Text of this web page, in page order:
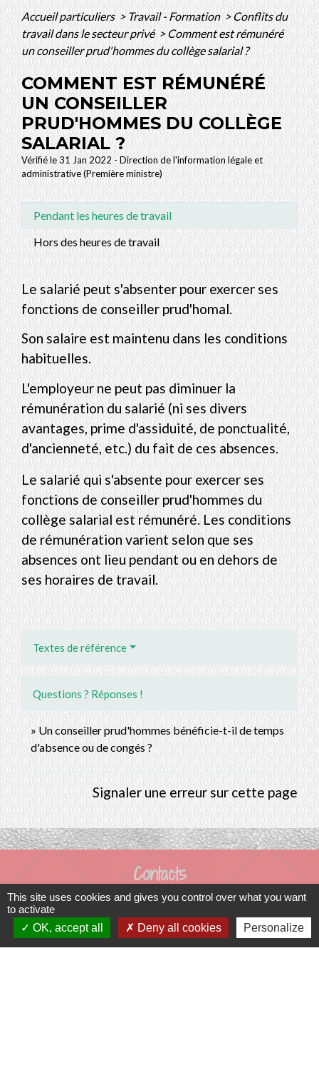
Accueil particuliers>Travail - Formation > Conflits du
travail dans le secteur privé>Comment est rémunéré
un conseiller prud'hommes du collège salarial ?
COMMENT EST RÉMUNÉRÉ
UN CONSEILLER
PRUD'HOMMES DU COLLÈGE
SALARIAL ?
Vérifié le 31 Jan 2022 - Direction de l'information légale et
administrative (Première ministre)
Pendant les heures de travail
Hors des heures de travail
Le salarié peut s'absenter pour exercer ses
fonctions de conseiller prud'homal.
Son salaire est maintenu dans les conditions
habituelles.
L'employeur ne peut pas diminuer la
rémunération du salarié (ni ses divers
avantages, prime d'assiduité, de ponctualité,
d'ancienneté, etc.) du fait de ces absences.
Le salarié qui s'absente pour exercer ses
fonctions de conseiller prud'hommes du
collège salarial est rémunéré. Les conditions
de rémunération varient selon que ses
absences ont lieu pendant ou en dehors de
ses horaires de travail.
Textes de référence
Questions ? Réponses !
Un conseiller prud'hommes bénéficie-t-il de temps
d'absence ou de congés ?
Signaler une erreur sur cette page
Contacts
Commune de Prunay-Cassereau
11, rue de l'Hôtel de Ville
41310 Prunay-Cassereau - FRANCE
This site uses cookies and gives you control over what you want
to activate
OK, accept all
Deny all cookies Personalize